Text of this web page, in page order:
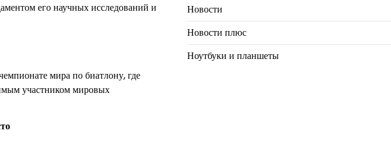
его научных исследований и
мира по биатлону, где
участником мировых
Новости
Новости плюс
Ноутбуки и планшеты